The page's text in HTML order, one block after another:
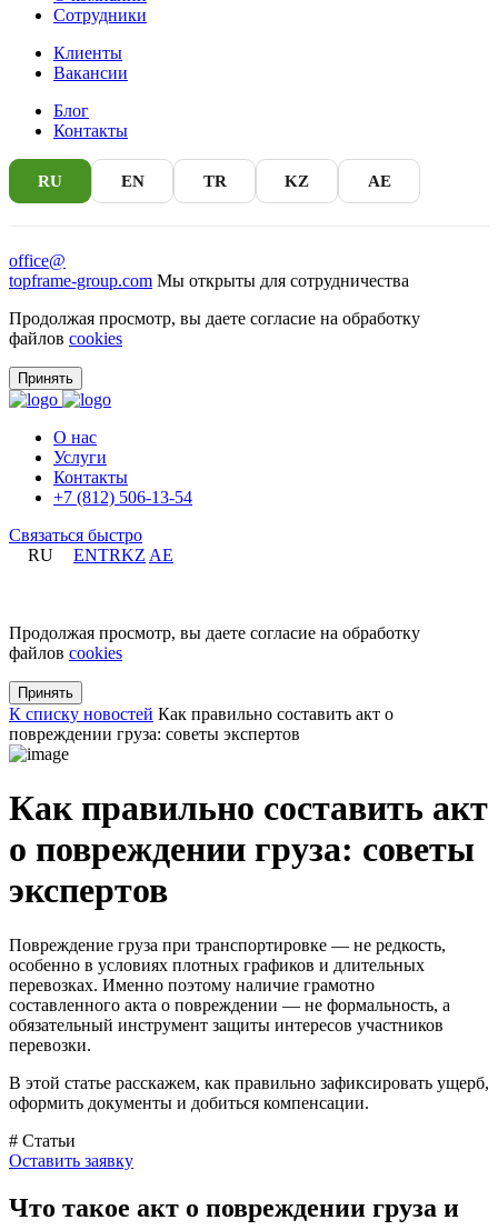
Сотрудники
Клиенты
Вакансии
Блог
Контакты
RU EN TR KZ AE
office@
topframe-group.com Мы открыты для сотрудничества
Продолжая просмотр, вы даете согласие на обработку
файлов cookies
Принять
О нас
Услуги
Контакты
+7 (812) 506-13-54
Связаться быстро
RU
ENTRKZ AE
Продолжая просмотр, вы даете согласие на обработку
файлов cookies
Принять
К списку новостей Как правильно составить акт о
повреждении груза: советы экспертов
Как правильно составить акт
о повреждении груза: советы
экспертов
Повреждение груза при транспортировке — не редкость,
особенно в условиях плотных графиков и длительных
перевозках. Именно поэтому наличие грамотно
составленного акта о повреждении — не формальность, а
обязательный инструмент защиты интересов участников
перевозки.
В этой статье расскажем, как правильно зафиксировать ущерб,
оформить документы и добиться компенсации.
# Статьи
Оставить заявку
Что такое акт о повреждении груза и